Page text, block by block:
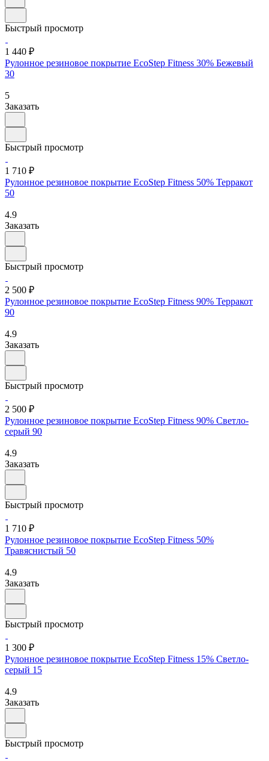
Быстрый просмотр
1 440 ₽
Рулонное резиновое покрытие EcoStep Fitness 30% Бежевый
30
5
Заказать
Быстрый просмотр
1 710 ₽
Рулонное резиновое покрытие EcoStep Fitness 50% Терракот
50
4.9
Заказать
Быстрый просмотр
2 500 ₽
Рулонное резиновое покрытие EcoStep Fitness 90% Терракот
90
4.9
Заказать
Быстрый просмотр
2 500 ₽
Рулонное резиновое покрытие EcoStep Fitness 90% Светло-
серый 90
4.9
Заказать
Быстрый просмотр
1 710 ₽
Рулонное резиновое покрытие EcoStep Fitness 50%
Травяснистый 50
4.9
Заказать
Быстрый просмотр
1 300 ₽
Рулонное резиновое покрытие EcoStep Fitness 15% Светло-
серый 15
4.9
Заказать
Быстрый просмотр